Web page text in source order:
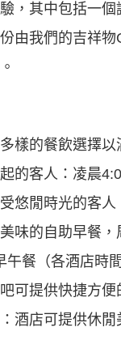
，其中包括一個
由我們的吉祥
樣的餐飲選擇以
的客人：凌晨
悠閒時光的客人
味的自助早餐
午餐（各酒店時
可提供快捷方
酒店可提供休閒